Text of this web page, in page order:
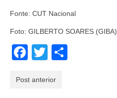
Fonte: CUT Nacional
Foto: GILBERTO SOARES (GIBA)
Facebook
Twitter
Post anterior